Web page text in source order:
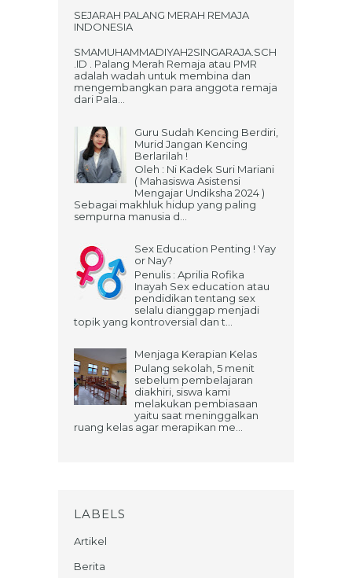
SEJARAH PALANG MERAH REMAJA
INDONESIA
SMAMUHAMMADIYAH2SINGARAJA.SCH
.ID . Palang Merah Remaja atau PMR
adalah wadah untuk membina dan
mengembangkan para anggota remaja
dari Pala...
Guru Sudah Kencing Berdiri,
Murid Jangan Kencing
Berlarilah !
Oleh : Ni Kadek Suri Mariani
( Mahasiswa Asistensi
Mengajar Undiksha 2024 )
Sebagai makhluk hidup yang paling
sempurna manusia d...
Sex Education Penting ! Yay
or Nay?
Penulis : Aprilia Rofika
Inayah Sex education atau
pendidikan tentang sex
selalu dianggap menjadi
topik yang kontroversial dan t...
Menjaga Kerapian Kelas
Pulang sekolah, 5 menit
sebelum pembelajaran
diakhiri, siswa kami
melakukan pembiasaan
yaitu saat meninggalkan
ruang kelas agar merapikan me...
LABELS
Artikel
Berita